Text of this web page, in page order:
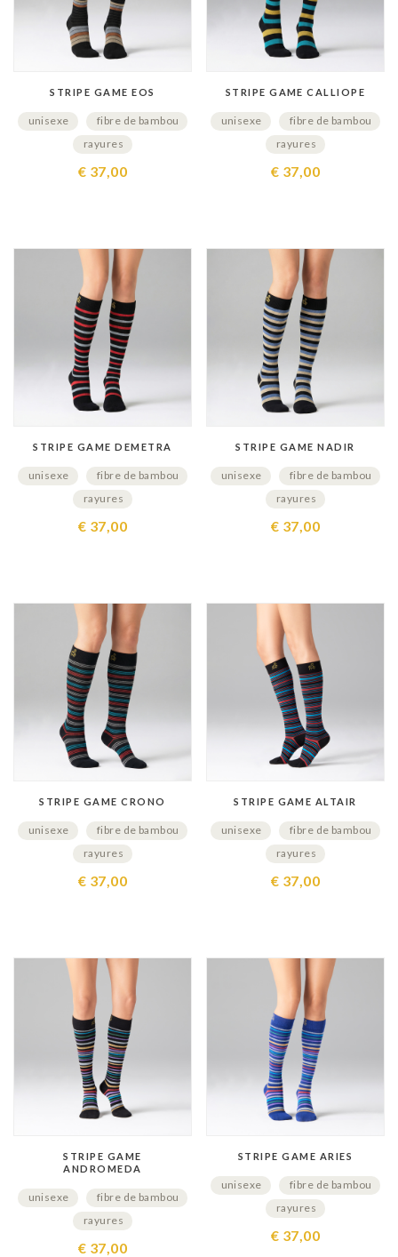
STRIPE GAME EOS
unisexe
fibre de bambou
rayures
€ 37,00
STRIPE GAME CALLIOPE
unisexe
fibre de bambou
rayures
€ 37,00
STRIPE GAME DEMETRA
unisexe
fibre de bambou
rayures
€ 37,00
STRIPE GAME NADIR
unisexe
fibre de bambou
rayures
€ 37,00
STRIPE GAME CRONO
unisexe
fibre de bambou
rayures
€ 37,00
STRIPE GAME ALTAIR
unisexe
fibre de bambou
rayures
€ 37,00
STRIPE GAME
ANDROMEDA
unisexe
fibre de bambou
rayures
€ 37,00
STRIPE GAME ARIES
unisexe
fibre de bambou
rayures
€ 37,00